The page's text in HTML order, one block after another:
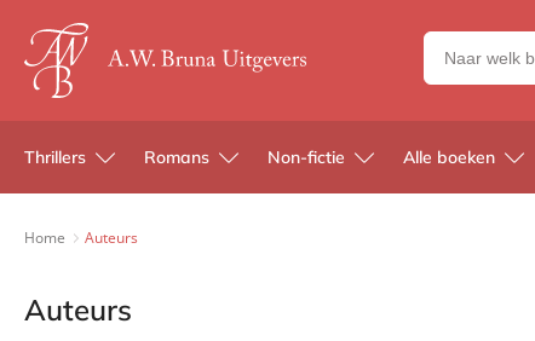
Zoeken
naar
en
uitgevers
Thrillers Romans Non-fictie Alle boeken
Home Auteurs
Auteurs